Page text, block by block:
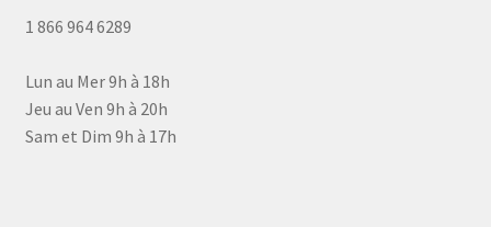
1 866 964 6289
Lun au Mer 9h à 18h
Jeu au Ven 9h à 20h
Sam et Dim 9h à 17h